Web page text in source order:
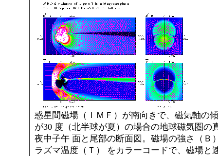
惑星間磁場（ＩＭＦ）が南向きで、磁気軸の
が30 度（北半球が夏）の場合の地球磁気圏の
夜中子午 面と尾部の断面図。磁場の強さ（Ｂ
ラズマ温度（Ｔ） をカラーコードで、磁場と